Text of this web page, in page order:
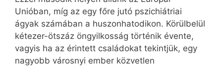
Unióban, míg az egy főre jutó pszichiátriai
ágyak számában a huszonhatodikon. Körülbelül
kétezer-ötszáz öngyilkosság történik évente,
vagyis ha az érintett családokat tekintjük, egy
nagyobb városnyi ember közvetlen